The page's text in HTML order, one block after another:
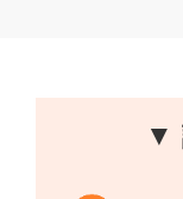
▼